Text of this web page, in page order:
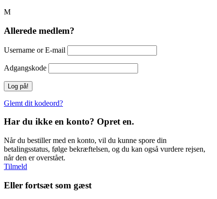
Allerede medlem?
Username or E-mail
Adgangskode
Glemt dit kodeord?
Har du ikke en konto? Opret en.
Når du bestiller med en konto, vil du kunne spore din
betalingsstatus, følge bekræftelsen, og du kan også vurdere rejsen,
når den er overstået.
Tilmeld
Eller fortsæt som gæst